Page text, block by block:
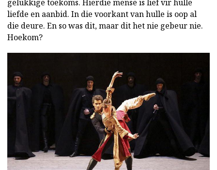
gelukkige toekoms. Hierdie mense is lief vir hulle
liefde en aanbid. In die voorkant van hulle is oop al
die deure. En so was dit, maar dit het nie gebeur nie.
Hoekom?